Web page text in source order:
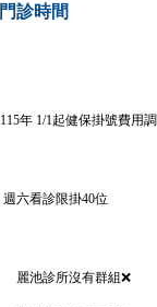
門診時間
115年 1/1起健保掛號費用
週六看診限掛40位
麗池診所沒有群組❌